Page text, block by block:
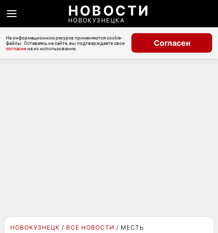
НОВОСТИ
НОВОКУЗНЕЦКА
На информационном ресурсе применяются cookie-
файлы. Оставаясь на сайте, вы подтверждаете свое
согласиена их использование.
Согласен
НОВОКУЗНЕЦК ВСЕ НОВОСТИ МЕСТЬ